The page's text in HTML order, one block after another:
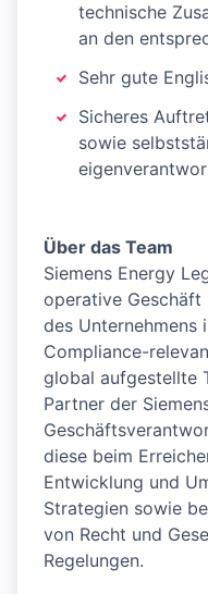
technische
an den
Sehr gute
Sicheres
sowie
Über das Team
Siemens Energy
operative Geschäft
des Unternehmens
Compliance-
global aufgestellte
Partner der
diese beim
Entwicklung und
Strategien sowie
von Recht und
Regelungen.